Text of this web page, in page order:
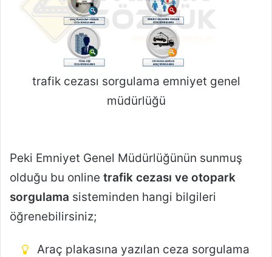
trafik cezası sorgulama emniyet genel
müdürlüğü
Peki Emniyet Genel Müdürlüğünün sunmuş
olduğu bu online trafik cezası ve otopark
sorgulama sisteminden hangi bilgileri
öğrenebilirsiniz;
Araç plakasına yazılan ceza sorgulama